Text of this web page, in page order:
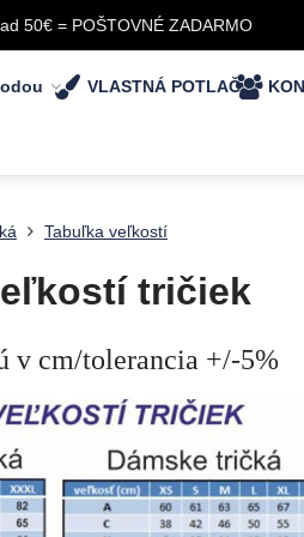
50€ = POŠTOVNÉ ZADARMO
VLASTNÁ POTLAČ
Tabuľka veľkostí
tričiek
v cm/tolerancia +/-5%